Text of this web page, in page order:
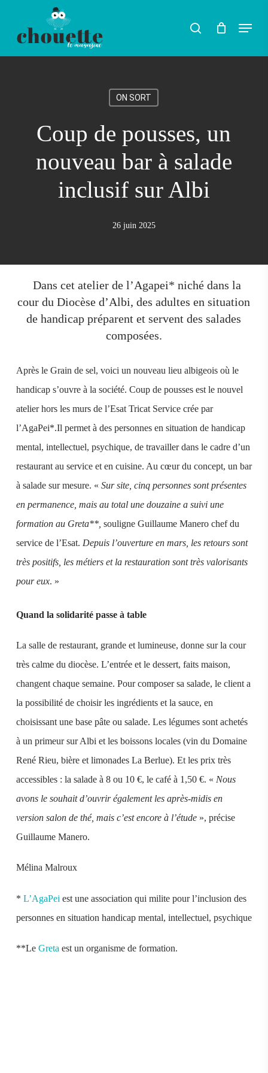
Rechercher
search Menu
ON SORT
Coup de pousses, un
nouveau bar à salade
inclusif sur Albi
26 juin 2025
Dans cet atelier de l’Agapei* niché dans la
cour du Diocèse d’Albi, des adultes en situation
de handicap préparent et servent des salades
composées.
Après le Grain de sel, voici un nouveau lieu albigeois où le
handicap s’ouvre à la société. Coup de pousses est le nouvel
atelier hors les murs de l’Esat Tricat Service crée par
l’AgaPei*.Il permet à des personnes en situation de handicap
mental, intellectuel, psychique, de travailler dans le cadre d’un
restaurant au service et en cuisine. Au cœur du concept, un bar
à salade sur mesure. « Sur site, cinq personnes sont présentes
en permanence, mais au total une douzaine a suivi une
formation au Greta**, souligne Guillaume Manero chef du
service de l’Esat. Depuis l’ouverture en mars, les retours sont
très positifs, les métiers et la restauration sont très valorisants
pour eux. »
Quand la solidarité passe à table
La salle de restaurant, grande et lumineuse, donne sur la cour
très calme du diocèse. L’entrée et le dessert, faits maison,
changent chaque semaine. Pour composer sa salade, le client a
la possibilité de choisir les ingrédients et la sauce, en
choisissant une base pâte ou salade. Les légumes sont achetés
à un primeur sur Albi et les boissons locales (vin du Domaine
René Rieu, bière et limonades La Berlue). Et les prix très
accessibles : la salade à 8 ou 10 €, le café à 1,50 €. « Nous
avons le souhait d’ouvrir également les après-midis en
version salon de thé, mais c’est encore à l’étude», précise
Guillaume Manero.
Mélina Malroux
* L’AgaPei est une association qui milite pour l’inclusion des
personnes en situation handicap mental, intellectuel, psychique
**Le Greta est un organisme de formation.